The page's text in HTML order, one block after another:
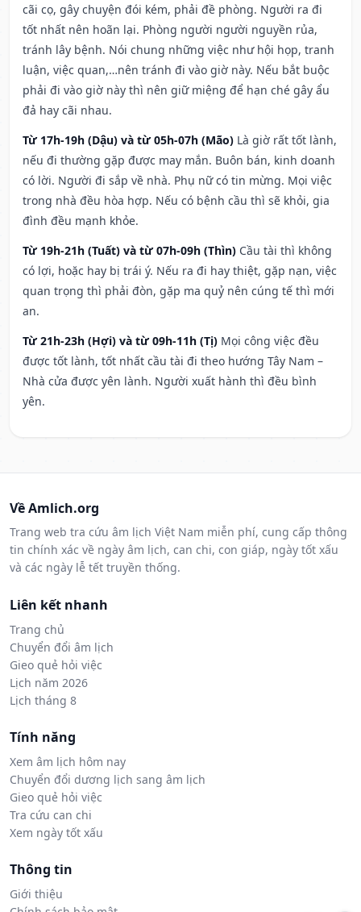
cãi cọ, gây chuyện đói kém, phải đề phòng. Người ra đi
tốt nhất nên hoãn lại. Phòng người người nguyền rủa,
tránh lây bệnh. Nói chung những việc như hội họp, tranh
luận, việc quan,…nên tránh đi vào giờ này. Nếu bắt buộc
phải đi vào giờ này thì nên giữ miệng để hạn ché gây ẩu
đả hay cãi nhau.
Từ 17h-19h (Dậu) và từ 05h-07h (Mão) Là giờ rất tốt lành,
nếu đi thường gặp được may mắn. Buôn bán, kinh doanh
có lời. Người đi sắp về nhà. Phụ nữ có tin mừng. Mọi việc
trong nhà đều hòa hợp. Nếu có bệnh cầu thì sẽ khỏi, gia
đình đều mạnh khỏe.
Từ 19h-21h (Tuất) và từ 07h-09h (Thìn) Cầu tài thì không
có lợi, hoặc hay bị trái ý. Nếu ra đi hay thiệt, gặp nạn, việc
quan trọng thì phải đòn, gặp ma quỷ nên cúng tế thì mới
an.
Từ 21h-23h (Hợi) và từ 09h-11h (Tị) Mọi công việc đều
được tốt lành, tốt nhất cầu tài đi theo hướng Tây Nam –
Nhà cửa được yên lành. Người xuất hành thì đều bình
yên.
Về Amlich.org
Trang web tra cứu âm lịch Việt Nam miễn phí, cung cấp thông
tin chính xác về ngày âm lịch, can chi, con giáp, ngày tốt xấu
và các ngày lễ tết truyền thống.
Liên kết nhanh
Trang chủ
Chuyển đổi âm lịch
Gieo quẻ hỏi việc
Lịch năm 2026
Lịch tháng 8
Tính năng
Xem âm lịch hôm nay
Chuyển đổi dương lịch sang âm lịch
Gieo quẻ hỏi việc
Tra cứu can chi
Xem ngày tốt xấu
Thông tin
Giới thiệu